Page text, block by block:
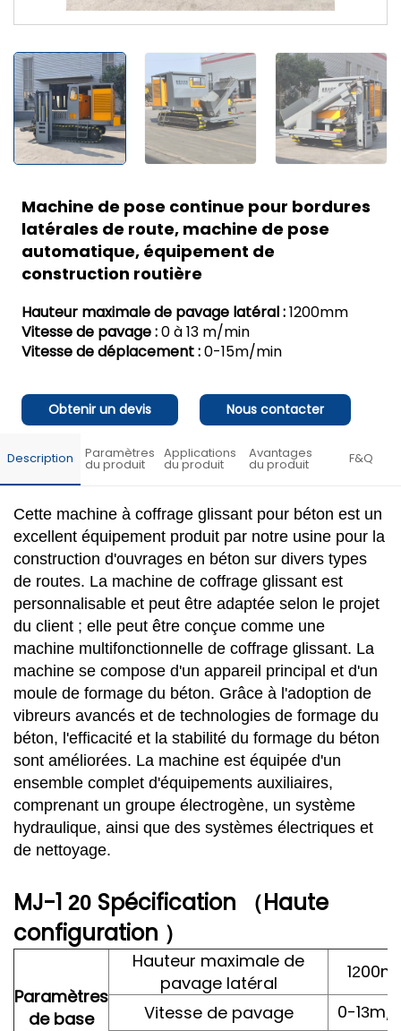
Machine de pose continue pour bordures
latérales de route, machine de pose
automatique, équipement de
construction routière
Hauteur maximale de pavage latéral :1200mm
Vitesse de pavage :0 à 13 m/min
Vitesse de déplacement :0-15m/min
Obtenir un devis Nous contacter
Description Paramètres
du produit
Applications
du produit
Avantages
du produit F&Q
Cette machine à coffrage glissant pour béton est un
excellent équipement produit par notre usine pour la
construction d'ouvrages en béton sur divers types
de routes. La machine de coffrage glissant est
personnalisable et peut être adaptée selon le projet
du client ; elle peut être conçue comme une
machine multifonctionnelle de coffrage glissant. La
machine se compose d'un appareil principal et d'un
moule de formage du béton. Grâce à l'adoption de
vibreurs avancés et de technologies de formage du
béton, l'efficacité et la stabilité du formage du béton
sont améliorées. La machine est équipée d'un
ensemble complet d'équipements auxiliaires,
comprenant un groupe électrogène, un système
hydraulique, ainsi que des systèmes électriques et
de nettoyage.
MJ-1 20 Spécification （Haute
configuration ）
Paramètres
de base
Hauteur maximale de
pavage latéral
12
Vitesse de pavage
0-13m/